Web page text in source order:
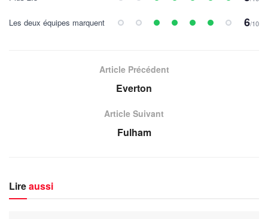
Les deux équipes marquent 6/10
Article Précédent
Everton
Article Suivant
Fulham
Lireaussi